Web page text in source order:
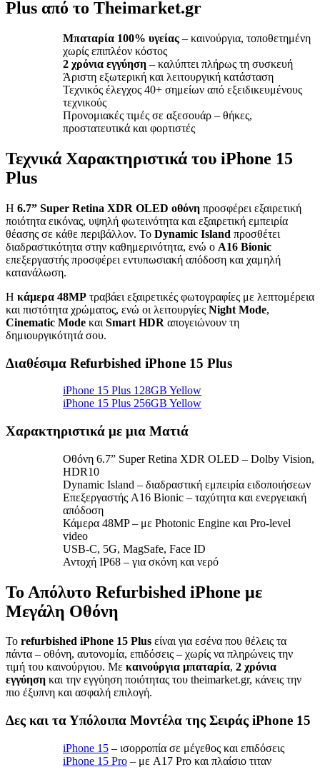
Plus από το Theimarket.gr
Μπαταρία 100% υγείας – καινούργια, τοποθετημένη
χωρίς επιπλέον κόστος
2 χρόνια εγγύηση – καλύπτει πλήρως τη συσκευή
Άριστη εξωτερική και λειτουργική κατάσταση
Τεχνικός έλεγχος 40+ σημείων από εξειδικευμένους
τεχνικούς
Προνομιακές τιμές σε αξεσουάρ – θήκες,
προστατευτικά και φορτιστές
Τεχνικά Χαρακτηριστικά του iPhone 15
Plus
Η 6.7” Super Retina XDR OLED οθόνη προσφέρει εξαιρετική
ποιότητα εικόνας, υψηλή φωτεινότητα και εξαιρετική εμπειρία
θέασης σε κάθε περιβάλλον. Το Dynamic Island προσθέτει
διαδραστικότητα στην καθημερινότητα, ενώ ο A16 Bionic
επεξεργαστής προσφέρει εντυπωσιακή απόδοση και χαμηλή
κατανάλωση.
Η κάμερα 48MP τραβάει εξαιρετικές φωτογραφίες με λεπτομέρεια
και πιστότητα χρώματος, ενώ οι λειτουργίες Night Mode,
Cinematic Mode και Smart HDR απογειώνουν τη
δημιουργικότητά σου.
Διαθέσιμα Refurbished iPhone 15 Plus
iPhone 15 Plus 128GB Yellow
iPhone 15 Plus 256GB Yellow
Χαρακτηριστικά με μια Ματιά
Οθόνη 6.7” Super Retina XDR OLED – Dolby Vision,
HDR10
Dynamic Island – διαδραστική εμπειρία ειδοποιήσεων
Επεξεργαστής A16 Bionic – ταχύτητα και ενεργειακή
απόδοση
Κάμερα 48MP – με Photonic Engine και Pro-level
video
USB-C, 5G, MagSafe, Face ID
Αντοχή IP68 – για σκόνη και νερό
Το Απόλυτο Refurbished iPhone με
Μεγάλη Οθόνη
Το refurbished iPhone 15 Plus είναι για εσένα που θέλεις τα
πάντα – οθόνη, αυτονομία, επιδόσεις – χωρίς να πληρώνεις την
τιμή του καινούργιου. Με καινούργια μπαταρία, 2 χρόνια
εγγύηση και την εγγύηση ποιότητας του theimarket.gr, κάνεις την
πιο έξυπνη και ασφαλή επιλογή.
Δες και τα Υπόλοιπα Μοντέλα της Σειράς iPhone 15
iPhone 15 – ισορροπία σε μέγεθος και επιδόσεις
iPhone 15 Pro – με A17 Pro και πλαίσιο τιταν